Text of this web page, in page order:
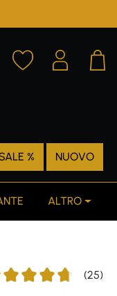
SALE % NUOVO
ALTRO
(25)